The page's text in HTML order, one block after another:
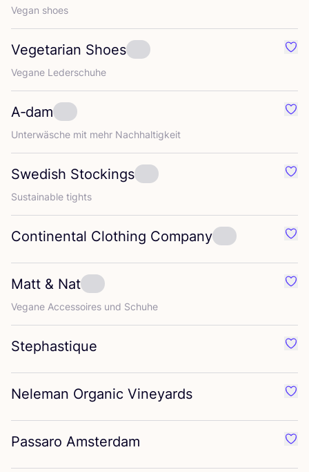
Vegan shoes
Vegetarian Shoes
Vega­ne Lederschuhe
A‑dam
Unter­wä­sche mit mehr Nachhaltigkeit
Swedish Stockings
Sus­tainable tights
Continental Clothing Company
Matt & Nat
Vega­ne Acces­soires und Schuhe
Stephastique
Neleman Organic Vineyards
Passaro Amsterdam